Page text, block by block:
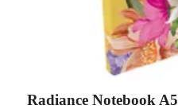
Radiance Notebook A5